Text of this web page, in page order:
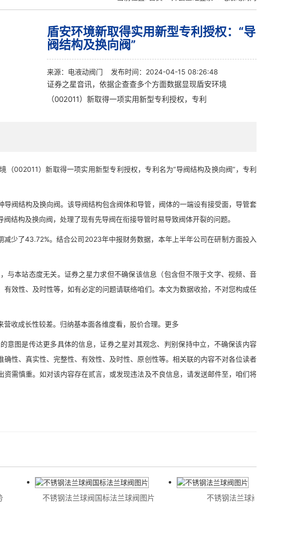
盾安环境新取得实用新型专利授权：“导
阀结构及换向阀”
来源： 电液动阀门 发布时间：2024-04-15 08:26:48
证券之星音讯，依据企查查多个方面数据显现盾安环境
（002011）新取得一项实用新型专利授权，专利
002011）新取得一项实用新型专利授权，专利名为“导阀结构及换向阀”，专利
阀结构及换向阀。该导阀结构包含阀体和导管，阀体的一端设有接受面，导管套
结构及换向阀，处理了现有先导阀在衔接导管时易导致阀体开裂的问题。
了43.72%。结合公司2023年中报财务数据，本年上半年公司在研制方面投入
本站态度无关。证券之星力求但不确保该信息（包含但不限于文字、视频、音
效性、及时性等，如有必定的问题请联络咱们。本文为数据收拾，不对您构成任
收成长性较差。归纳基本面各维度看，股价合理。更多
图是传达更多具体的信息，证券之星对其观念、判别保持中立，不确保该内容
确性、真实性、完整性、有效性、及时性、原创性等。相关联的内容不对各位读者
需慎重。如对该内容存在贰言，或发现违法及不良信息，请发送邮件至，咱们将
不锈钢法兰球阀国标法兰球阀图片 不锈钢法兰球阀图片